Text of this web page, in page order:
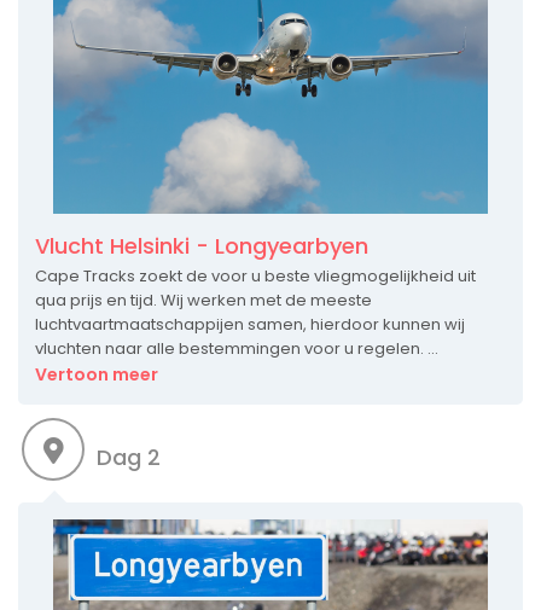
Vlucht Helsinki - Longyearbyen
Cape Tracks zoekt de voor u beste vliegmogelijkheid uit
qua prijs en tijd. Wij werken met de meeste
luchtvaartmaatschappijen samen, hierdoor kunnen wij
vluchten naar alle bestemmingen voor u regelen. ...
Vertoon meer
Dag 2